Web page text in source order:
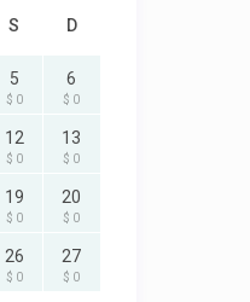
S D
5
$ 0
6
$ 0
12
$ 0
13
$ 0
19
$ 0
20
$ 0
26
$ 0
27
$ 0